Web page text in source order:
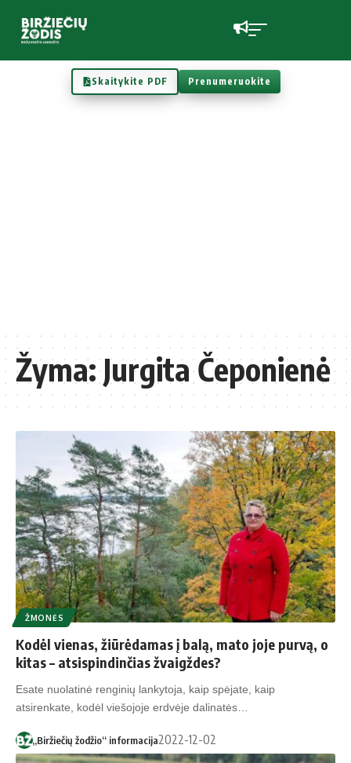
Skaitykite PDF Prenumeruokite
Žyma:Jurgita Čeponienė
ŽMONĖS
Kodėl vienas, žiūrėdamas į balą, mato joje purvą, o
kitas – atsispindinčias žvaigždes?
Esate nuolatinė renginių lankytoja, kaip spėjate, kaip
atsirenkate, kodėl viešojoje erdvėje dalinatės…
„Biržiečių žodžio“ informacija2022-12-02